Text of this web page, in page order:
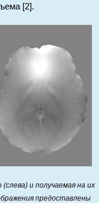
[2].
и получаемая на их
предоставлены